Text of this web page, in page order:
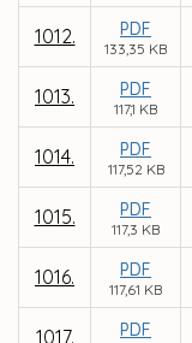
1012. PDF
133,35 KB
1013. PDF
117,1 KB
1014. PDF
117,52 KB
1015. PDF
117,3 KB
1016. PDF
117,61 KB
1017. PDF